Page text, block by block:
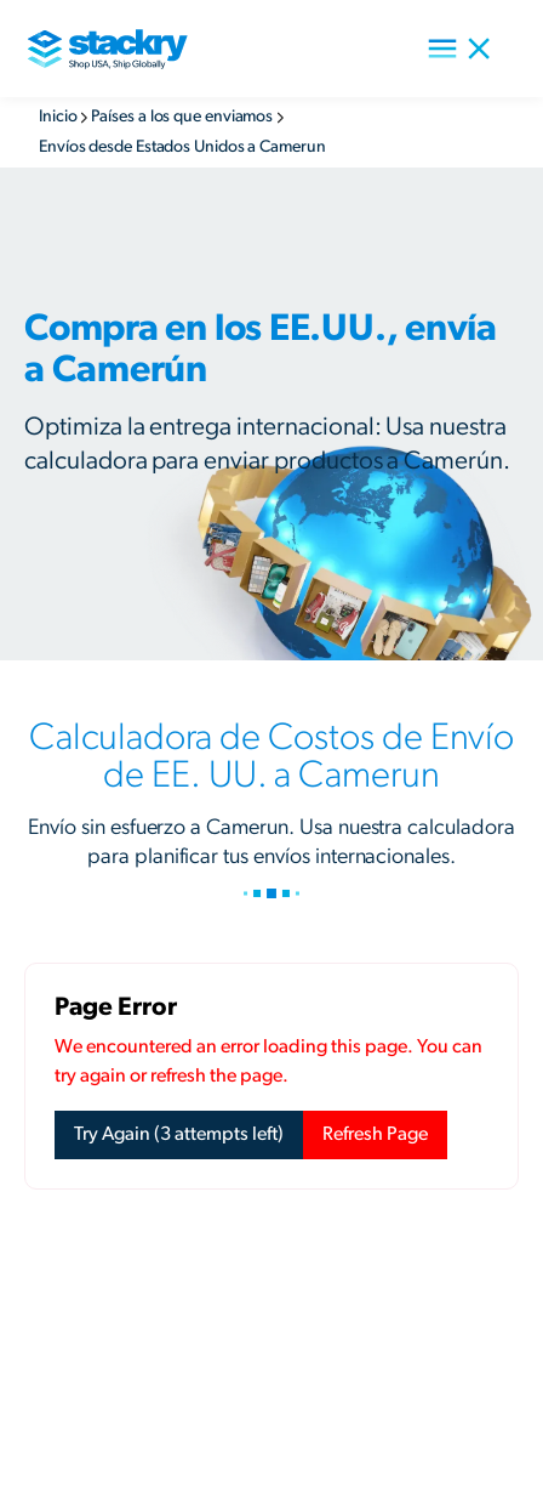
Inicio
Países a los que enviamos
Envíos desde Estados Unidos a Camerun
Compra en los EE.UU., envía
a Camerún
Optimiza la entrega internacional: Usa nuestra
calculadora para enviar productos a Camerún.
Calculadora de Costos de Envío
de EE. UU. a Camerun
Envío sin esfuerzo a Camerun. Usa nuestra calculadora
para planificar tus envíos internacionales.